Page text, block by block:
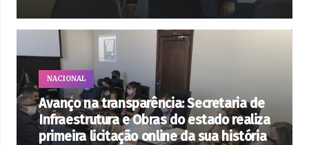
NACIONAL
Avanço na transparência: Secretaria de
Infraestrutura e Obras do estado realiza
primeira licitação online da sua história